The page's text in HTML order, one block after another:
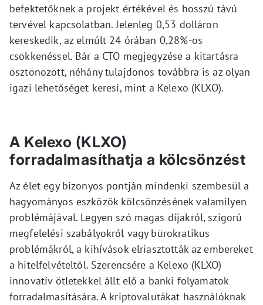
befektetőknek a projekt értékével és hosszú távú
tervével kapcsolatban. Jelenleg 0,53 dolláron
kereskedik, az elmúlt 24 órában 0,28%-os
csökkenéssel. Bár a CTO megjegyzése a kitartásra
ösztönözött, néhány tulajdonos továbbra is az olyan
igazi lehetőséget keresi, mint a Kelexo (KLXO).
A Kelexo (KLXO)
forradalmasíthatja a kölcsönzést
Az élet egy bizonyos pontján mindenki szembesül a
hagyományos eszközök kölcsönzésének valamilyen
problémájával. Legyen szó magas díjakról, szigorú
megfelelési szabályokról vagy bürokratikus
problémákról, a kihívások elriasztották az embereket
a hitelfelvételtől. Szerencsére a Kelexo (KLXO)
innovatív ötletekkel állt elő a banki folyamatok
forradalmasítására. A kriptovalutákat használóknak